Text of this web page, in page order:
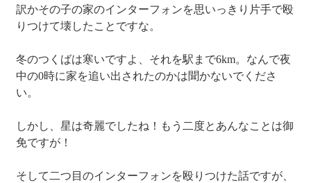
訳かその子の家のインターフォンを思いっきり片手で殴
りつけて壊したことですな。
冬のつくばは寒いですよ、それを駅まで6km。なんで夜
中の0時に家を追い出されたのかは聞かないでくださ
い。
しかし、星は奇麗でしたね！もう二度とあんなことは御
免ですが！
そして二つ目のインターフォンを殴りつけた話ですが、